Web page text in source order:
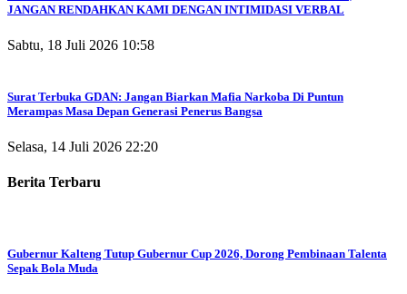
JANGAN RENDAHKAN KAMI DENGAN INTIMIDASI VERBAL
Sabtu, 18 Juli 2026 10:58
Surat Terbuka GDAN: Jangan Biarkan Mafia Narkoba Di Puntun
Merampas Masa Depan Generasi Penerus Bangsa
Selasa, 14 Juli 2026 22:20
Berita Terbaru
Gubernur Kalteng Tutup Gubernur Cup 2026, Dorong Pembinaan Talenta
Sepak Bola Muda